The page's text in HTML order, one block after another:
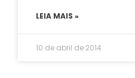
LEIA MAIS »
10 de abril de 2014